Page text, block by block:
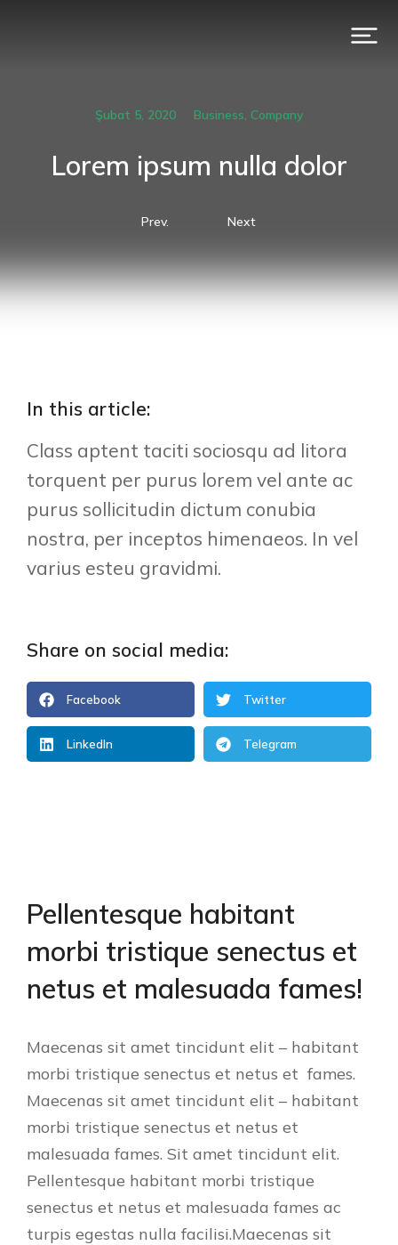
Şubat 5, 2020 Business, Company
Lorem ipsum nulla dolor
Prev. Next
Pellentesque habitant
morbi tristique senectus et
netus et malesuada fames!
Maecenas sit amet tincidunt elit – habitant
morbi tristique senectus et netus et fames.
Maecenas sit amet tincidunt elit – habitant
morbi tristique senectus et netus et
malesuada fames. Sit amet tincidunt elit.
Pellentesque habitant morbi tristique
senectus et netus et malesuada fames ac
turpis egestas nulla facilisi.Maecenas sit
In this article:
Class aptent taciti sociosqu ad litora
torquent per purus lorem vel ante ac
purus sollicitudin dictum conubia
nostra, per inceptos himenaeos. In vel
varius esteu gravidmi.
Share on social media:
Facebook Twitter
LinkedIn Telegram